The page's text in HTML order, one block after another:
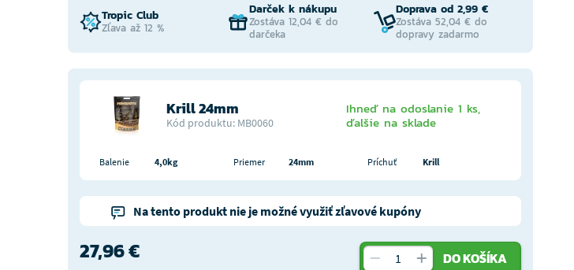
Tropic Club
Zľava až 12 %
Darček k nákupu
Zostáva 12,04 € do
darčeka
Doprava od 2,99 €
Zostáva 52,04 € do
dopravy zadarmo
Krill 24mm
Kód produktu: MB0060
Ihneď na odoslanie 1 ks,
ďalšie na sklade
Balenie 4,0kg Priemer 24mm Príchuť Krill
Na tento produkt nie je možné využiť zľavové kupóny
27,96 € DO KOŠÍKA